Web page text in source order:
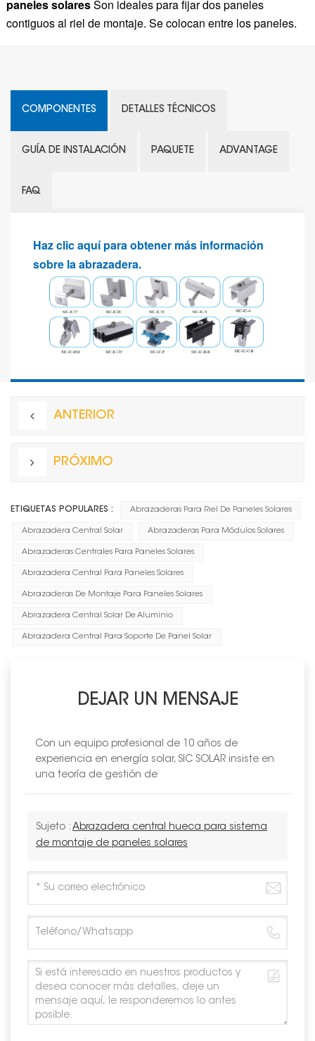
paneles solaresSon ideales para fijar dos paneles
contiguos al riel de montaje. Se colocan entre los paneles.
COMPONENTES DETALLES TÉCNICOS
GUÍA DE INSTALACIÓN PAQUETE ADVANTAGE
FAQ
Haz clic aquí para obtener más información
sobre la abrazadera.
ANTERIOR
PRÓXIMO
ETIQUETAS POPULARES : Abrazaderas Para Riel De Paneles Solares
Abrazadera Central Solar Abrazaderas Para Módulos Solares
Abrazaderas Centrales Para Paneles Solares
Abrazadera Central Para Paneles Solares
Abrazaderas De Montaje Para Paneles Solares
Abrazadera Central Solar De Aluminio
Abrazadera Central Para Soporte De Panel Solar
DEJAR UN MENSAJE
Con un equipo profesional de 10 años de
experiencia en energía solar, SIC SOLAR insiste en
una teoría de gestión de
Sujeto : Abrazadera central hueca para sistema
de montaje de paneles solares